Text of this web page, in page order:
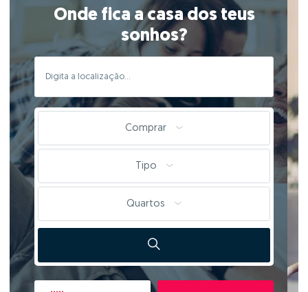
Onde fica a casa dos teus
sonhos?
Comprar
Tipo
Quartos